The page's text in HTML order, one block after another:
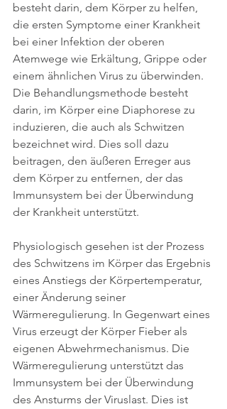
besteht darin, dem Körper zu helfen,
die ersten Symptome einer Krankheit
bei einer Infektion der oberen
Atemwege wie Erkältung, Grippe oder
einem ähnlichen Virus zu überwinden.
Die Behandlungsmethode besteht
darin, im Körper eine Diaphorese zu
induzieren, die auch als Schwitzen
bezeichnet wird. Dies soll dazu
beitragen, den äußeren Erreger aus
dem Körper zu entfernen, der das
Immunsystem bei der Überwindung
der Krankheit unterstützt.
Physiologisch gesehen ist der Prozess
des Schwitzens im Körper das Ergebnis
eines Anstiegs der Körpertemperatur,
einer Änderung seiner
Wärmeregulierung. In Gegenwart eines
Virus erzeugt der Körper Fieber als
eigenen Abwehrmechanismus. Die
Wärmeregulierung unterstützt das
Immunsystem bei der Überwindung
des Ansturms der Viruslast. Dies ist